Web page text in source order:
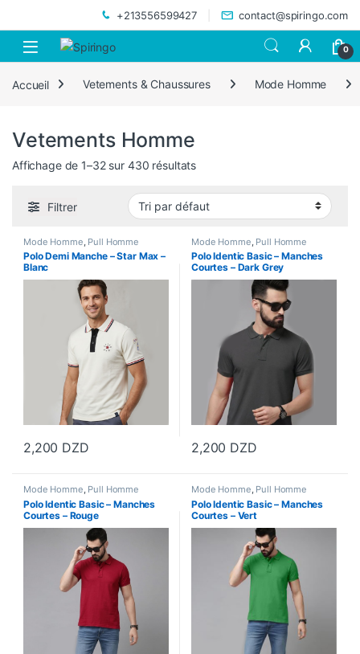
+213556599427 contact@spiringo.com
0
Accueil Vetements & Chaussures Mode Homme
Vetements Homme
Affichage de 1–32 sur 430 résultats
Filtrer
Mode Homme Pull Homme
Polo Demi Manche – Star Max –
Blanc
2,200 DZD
Ce produit a plusieurs variations. Les options peuvent être
Mode Homme Pull Homme
Polo Identic Basic – Manches
Courtes – Dark Grey
2,200 DZD
Ce produit a plusieurs
Mode Homme, Pull Homme
Polo Identic Basic – Manches
Courtes – Rouge
Mode Homme, Pull Homme
Polo Identic Basic – Manches
Courtes – Vert